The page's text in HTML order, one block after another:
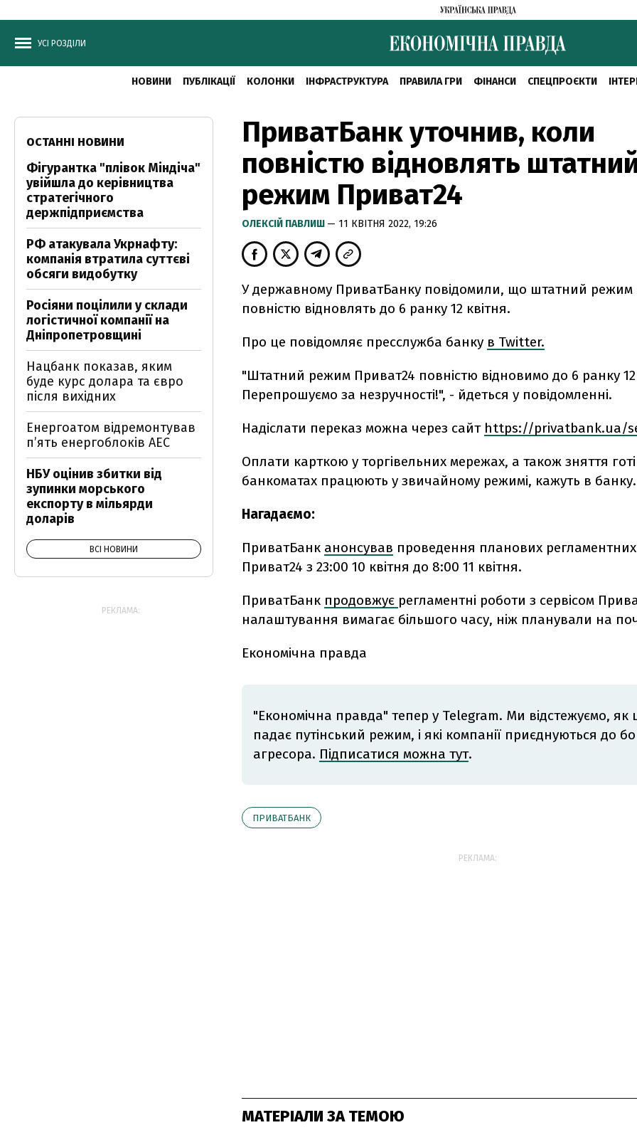
УСІ РОЗДІЛИ
НОВИНИ ПУБЛІКАЦІЇ КОЛОНКИ ІНФРАСТРУКТУРА ПРАВИЛА ГРИ ФІНАНСИ СПЕЦПРОЄКТИ
ПриватБанк уточнив, коли
повністю відновлять
режим Приват24
ОЛЕКСІЙ ПАВЛИШ — 11 КВІТНЯ 2022, 19:26
У державному ПриватБанку повідомили, що штатний режим
повністю відновлять до 6 ранку 12 квітня.
Про це повідомляє пресслужба банку в Twitter.
"Штатний режим Приват24 повністю відновимо до 6 ранку 12
Перепрошуємо за незручності!", - йдеться у повідомленні.
Надіслати переказ можна через сайт https://privatbank.ua/
Оплати карткою у торгівельних мережах, а також зняття
банкоматах працюють у звичайному режимі, кажуть в банку.
Нагадаємо:
ПриватБанк анонсував проведення планових регламентних
Приват24 з 23:00 10 квітня до 8:00 11 квітня.
ПриватБанк продовжує регламентні роботи з сервісом
налаштування вимагає більшого часу, ніж планували на
Економічна правда
"Економічна правда" тепер у Telegram. Ми відстежуємо,
падає путінський режим, і які компанії приєднуються до
агресора. Підписатися можна тут.
ПРИВАТБАНК
РЕКЛАМА:
МАТЕРІАЛИ ЗА ТЕМОЮ
ОСТАННІ НОВИНИ
Фігурантка "плівок Міндіча"
увійшла до керівництва
стратегічного
держпідприємства
РФ атакувала Укрнафту:
компанія втратила суттєві
обсяги видобутку
Росіяни поцілили у склади
логістичної компанії на
Дніпропетровщині
Нацбанк показав, яким
буде курс долара та євро
після вихідних
Енергоатом відремонтував
п’ять енергоблоків АЕС
НБУ оцінив збитки від
зупинки морського
експорту в мільярди
доларів
ВСІ НОВИНИ
РЕКЛАМА: